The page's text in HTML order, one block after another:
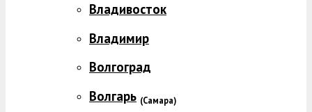
Владивосток
Владимир
Волгоград
Волгарь (Самара)